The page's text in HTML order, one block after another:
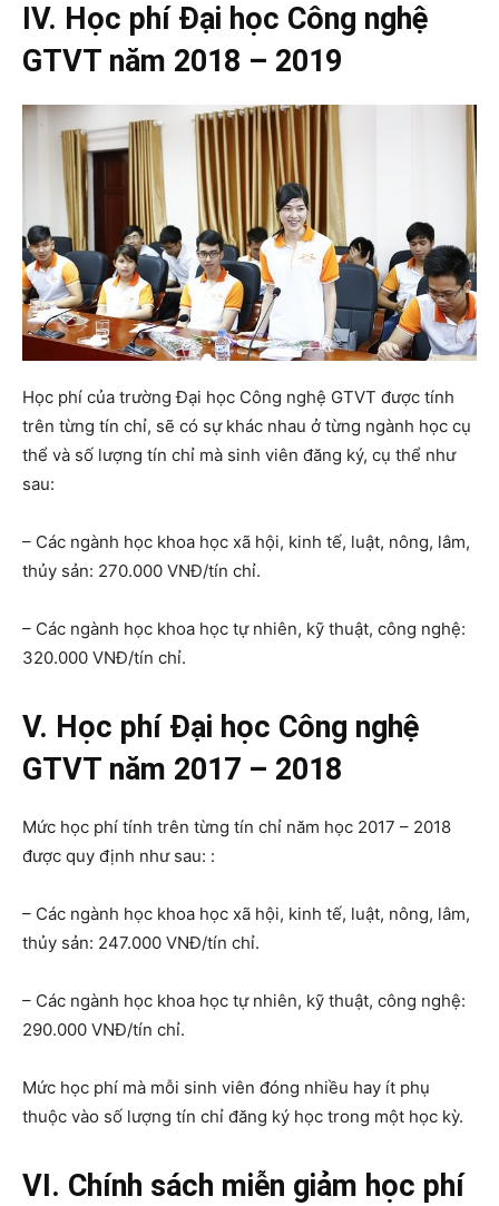
IV. Học phí Đại học Công nghệ
GTVT năm 2018 – 2019
Học phí của trường Đại học Công nghệ GTVT được tính
trên từng tín chỉ, sẽ có sự khác nhau ở từng ngành học cụ
thể và số lượng tín chỉ mà sinh viên đăng ký, cụ thể như
sau:
– Các ngành học khoa học xã hội, kinh tế, luật, nông, lâm,
thủy sản: 270.000 VNĐ/tín chỉ.
– Các ngành học khoa học tự nhiên, kỹ thuật, công nghệ:
320.000 VNĐ/tín chỉ.
V. Học phí Đại học Công nghệ
GTVT năm 2017 – 2018
Mức học phí tính trên từng tín chỉ năm học 2017 – 2018
được quy định như sau: :
– Các ngành học khoa học xã hội, kinh tế, luật, nông, lâm,
thủy sản: 247.000 VNĐ/tín chỉ.
– Các ngành học khoa học tự nhiên, kỹ thuật, công nghệ:
290.000 VNĐ/tín chỉ.
Mức học phí mà mỗi sinh viên đóng nhiều hay ít phụ
thuộc vào số lượng tín chỉ đăng ký học trong một học kỳ.
VI. Chính sách miễn giảm học phí